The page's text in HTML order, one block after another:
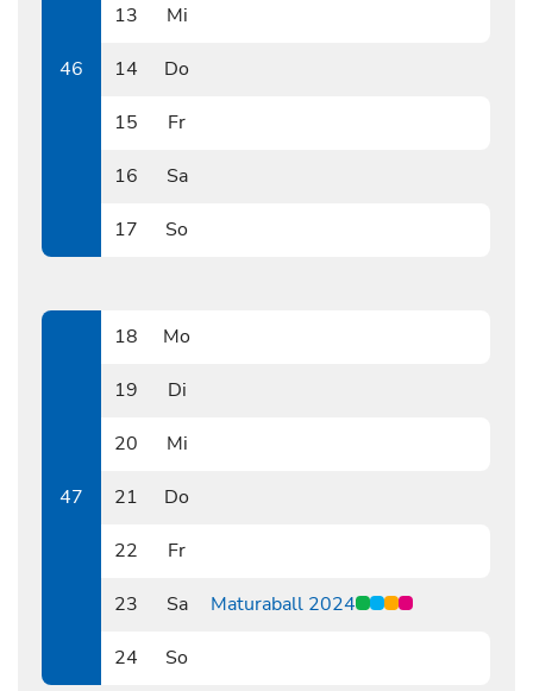
46
13
Mi
14
Do
15
Fr
16
Sa
17
So
47
18
Mo
19
Di
20
Mi
21
Do
22
Fr
23
Sa Maturaball 2024
24
So